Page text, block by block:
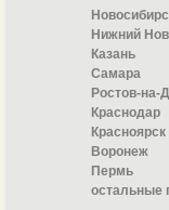
Нижний
Казань
Самара
Ростов-на-
Краснодар
Красноярск
Воронеж
Пермь
остальные